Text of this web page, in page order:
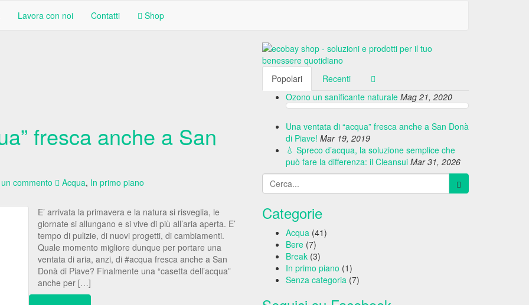
Lavora con noi Contatti Shop
fresca anche a San
commento Acqua, In primo piano
E’ arrivata la primavera e la natura si risveglia, le
giornate si allungano e si vive di più all’aria aperta. E’
tempo di pulizie, di nuovi progetti, di cambiamenti.
Quale momento migliore dunque per portare una
ventata di aria, anzi, di #acqua fresca anche a San
Donà di Piave? Finalmente una “casetta dell’acqua”
anche per […]
Popolari
Recenti
Ozono un sanificante naturale Mag 21, 2020
Una ventata di “acqua” fresca anche a San Donà
di Piave! Mar 19, 2019
💧 Spreco d’acqua, la soluzione semplice che
può fare la differenza: il Cleansui Mar 31, 2026
Categorie
Acqua (41)
Bere (7)
Break (3)
In primo piano (1)
Senza categoria (7)